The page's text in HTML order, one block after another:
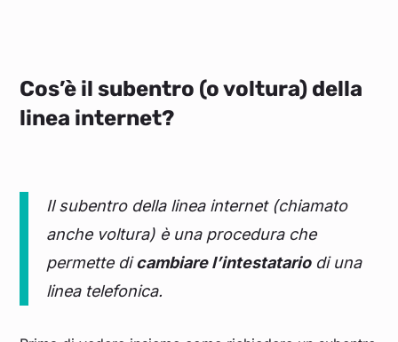
Cos’è il subentro (o voltura) della
linea internet?
Il subentro della linea internet (chiamato
anche voltura) è una procedura che
permette dicambiare l’intestatariodi una
linea telefonica.